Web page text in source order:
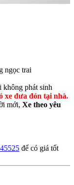
ngọc trai
không phát sinh
xe đưa đón tại nhà.
mới, Xe theo yêu
để có giá tốt